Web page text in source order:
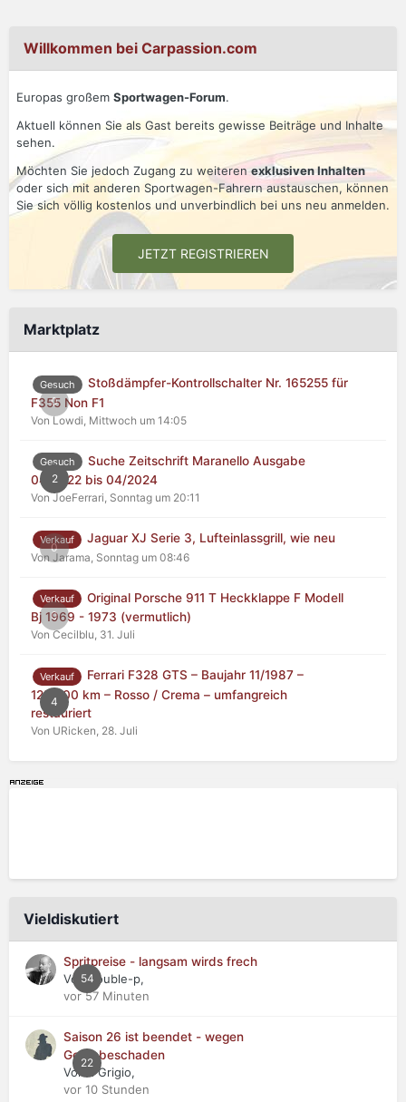
Willkommen bei Carpassion.com
Europas großem Sportwagen-Forum.
Aktuell können Sie als Gast bereits gewisse Beiträge und Inhalte
sehen.
Möchten Sie jedoch Zugang zu weiterenexklusiven Inhalten
oder sich mit anderen Sportwagen-Fahrern austauschen, können
Sie sich völlig kostenlos und unverbindlich bei uns neu anmelden.
JETZT REGISTRIEREN
Marktplatz
0
Gesuch
Stoßdämpfer-Kontrollschalter Nr. 165255 für
F355 Non F1
Von Lowdi, Mittwoch um 14:05
2
Gesuch
Suche Zeitschrift Maranello Ausgabe
04/2022 bis 04/2024
Von JoeFerrari, Sonntag um 20:11
0
Verkauf Jaguar XJ Serie 3, Lufteinlassgrill, wie neu
Von Jarama, Sonntag um 08:46
0
Verkauf
Original Porsche 911 T Heckklappe F Modell
Bj 1969 - 1973 (vermutlich)
Von Cecilblu, 31. Juli
4
Verkauf
Ferrari F328 GTS – Baujahr 11/1987 –
125.000 km – Rosso / Crema – umfangreich
restauriert
Von URicken, 28. Juli
Vieldiskutiert
54
Spritpreise - langsam wirds frech
Von double-p,
vor 57 Minuten
22
Saison 26 ist beendet - wegen
Getriebeschaden
Von Il Grigio,
vor 10 Stunden